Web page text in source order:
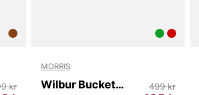
kr
MORRIS
Wilbur Bucket Hat 499 kr